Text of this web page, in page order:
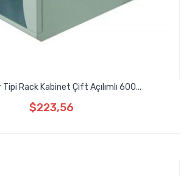
Tipi Rack Kabinet Çift Açılımlı 600...
$223,56